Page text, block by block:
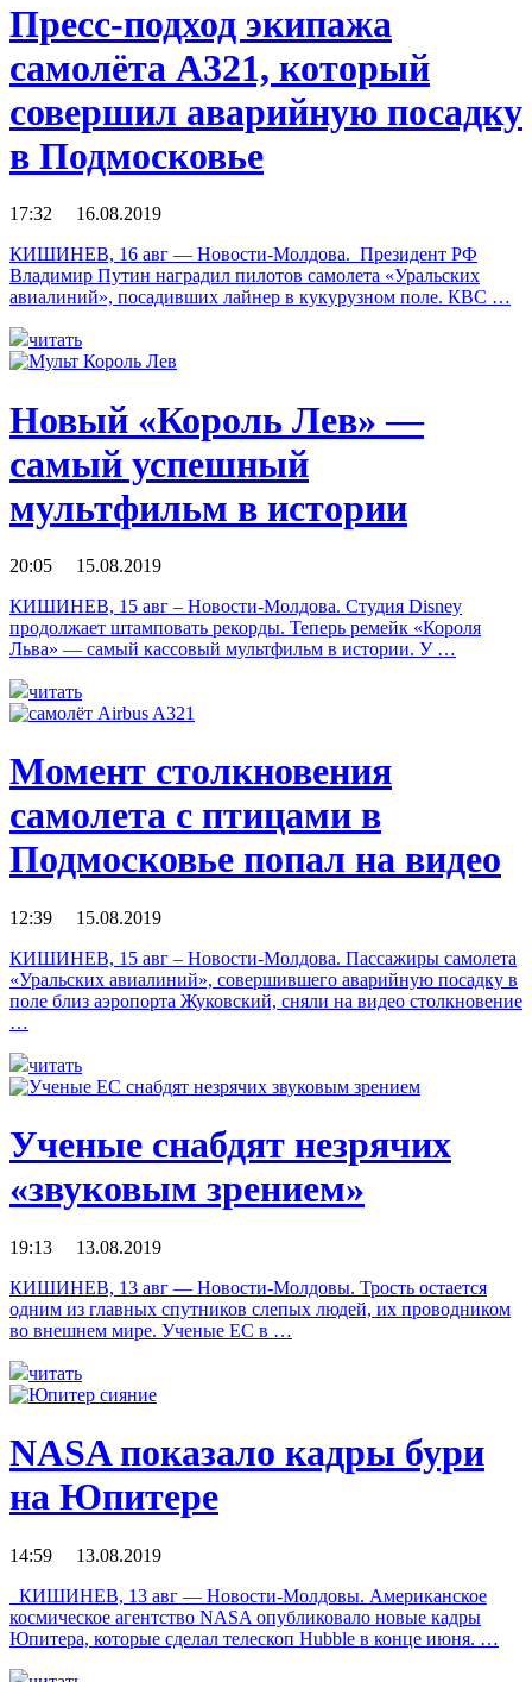
Пресс-подход экипажа
самолёта А321, который
совершил аварийную посадку
в Подмосковье
17:32 16.08.2019
КИШИНЕВ, 16 авг — Новости-Молдова. Президент РФ
Владимир Путин наградил пилотов самолета «Уральских
авиалиний», посадивших лайнер в кукурузном поле. КВС …
читать
Новый «Король Лев» —
самый успешный
мультфильм в истории
20:05 15.08.2019
КИШИНЕВ, 15 авг – Новости-Молдова. Студия Disney
продолжает штамповать рекорды. Теперь ремейк «Короля
Льва» — самый кассовый мультфильм в истории. У …
читать
Момент столкновения
самолета с птицами в
Подмосковье попал на видео
12:39 15.08.2019
КИШИНЕВ, 15 авг – Новости-Молдова. Пассажиры самолета
«Уральских авиалиний», совершившего аварийную посадку в
поле близ аэропорта Жуковский, сняли на видео столкновение
…
читать
Ученые снабдят незрячих
«звуковым зрением»
19:13 13.08.2019
КИШИНЕВ, 13 авг — Новости-Молдовы. Трость остается
одним из главных спутников слепых людей, их проводником
во внешнем мире. Ученые ЕС в …
читать
NASA показало кадры бури
на Юпитере
14:59 13.08.2019
КИШИНЕВ, 13 авг — Новости-Молдовы. Американское
космическое агентство NASA опубликовало новые кадры
Юпитера, которые сделал телескоп Hubble в конце июня. …